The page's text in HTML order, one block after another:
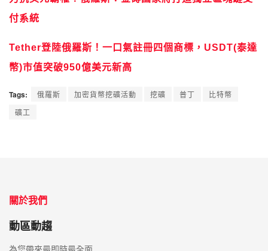
付系統
Tether登陸俄羅斯！一口氣註冊四個商標，USDT(泰達
幣)市值突破950億美元新高
Tags: 俄羅斯 加密貨幣挖礦活動 挖礦 普丁
比特幣
礦工
關於我們
動區動趨